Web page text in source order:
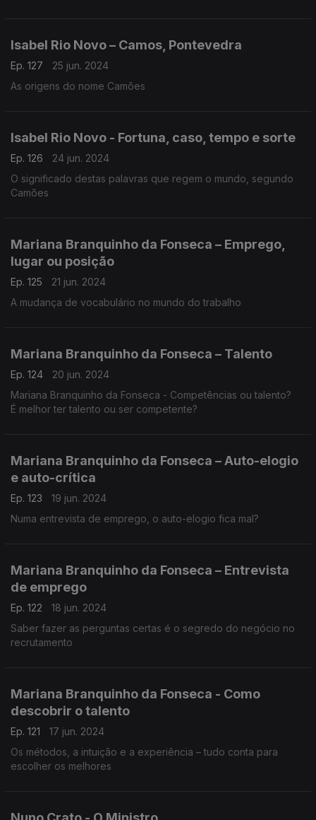
Isabel Rio Novo – Camos, Pontevedra
Ep. 127
25 jun. 2024
As origens do nome Camões
Isabel Rio Novo - Fortuna, caso, tempo e sorte
Ep. 126
24 jun. 2024
O significado destas palavras que regem o mundo, segundo
Camões
Mariana Branquinho da Fonseca – Emprego,
lugar ou posição
Ep. 125
21 jun. 2024
A mudança de vocabulário no mundo do trabalho
Mariana Branquinho da Fonseca – Talento
Ep. 124
20 jun. 2024
Mariana Branquinho da Fonseca - Competências ou talento?
É melhor ter talento ou ser competente?
Mariana Branquinho da Fonseca – Auto-elogio
e auto-crítica
Ep. 123
19 jun. 2024
Numa entrevista de emprego, o auto-elogio fica mal?
Mariana Branquinho da Fonseca – Entrevista
de emprego
Ep. 122
18 jun. 2024
Saber fazer as perguntas certas é o segredo do negócio no
recrutamento
Mariana Branquinho da Fonseca - Como
descobrir o talento
Ep. 121
17 jun. 2024
Os métodos, a intuição e a experiência – tudo conta para
escolher os melhores